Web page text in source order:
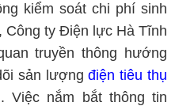
kiểm soát chi phí sinh
Công ty Điện lực Hà Tĩnh
truyền thông hướng
sản lượngđiện tiêu thụ
Việc nắm bắt thông tin